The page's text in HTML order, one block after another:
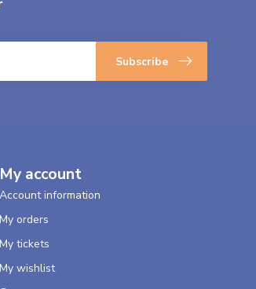
Subscribe
My account
Account information
My orders
My tickets
My wishlist